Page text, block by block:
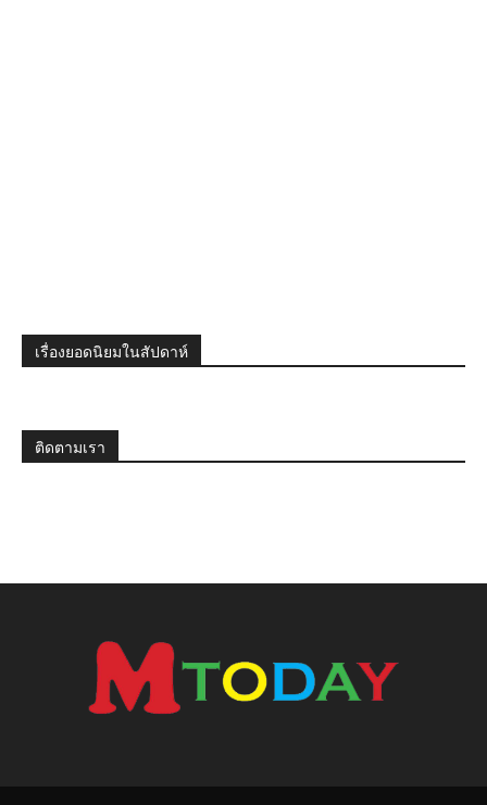
เรื่องยอดนิยมในสัปดาห์
ติดตามเรา